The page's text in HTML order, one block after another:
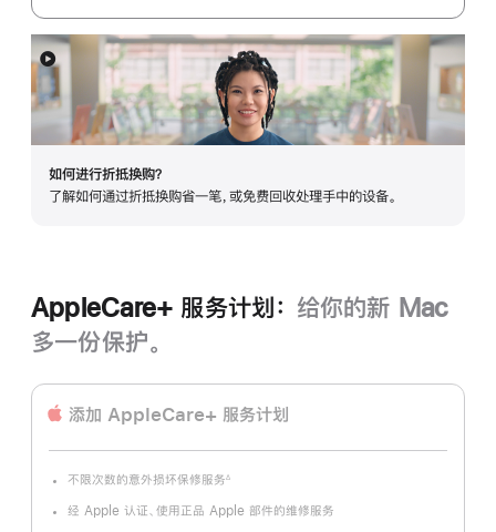
如何进行折抵换购？
了解如何通过折抵换购省一笔，或免费回收处理手中的设备。
展
开
AppleCare+ 服务计划： 给你的新 Mac
多一份保护。
添加 AppleCare+ 服务计划
不限次数的意外损坏保修服务∆
经 Apple 认证、使用正品 Apple 部件的维修服务